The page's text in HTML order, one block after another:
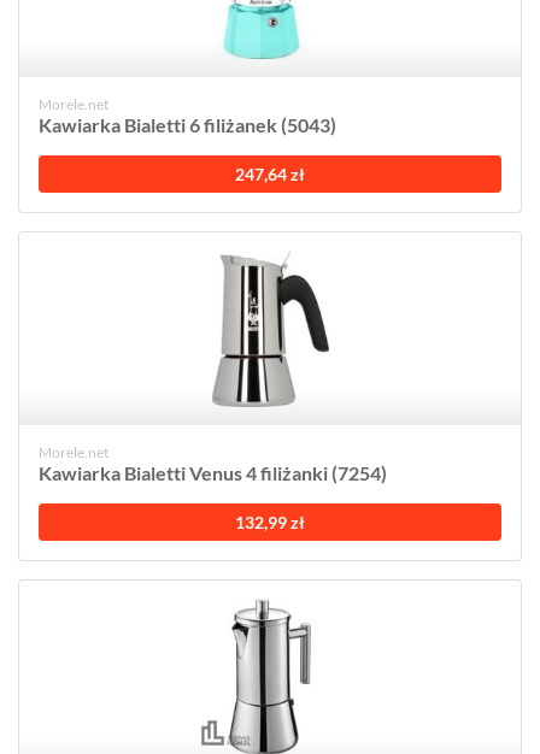
Morele.net
Kawiarka Bialetti 6 filiżanek (5043)
247,64 zł
Morele.net
Kawiarka Bialetti Venus 4 filiżanki (7254)
132,99 zł